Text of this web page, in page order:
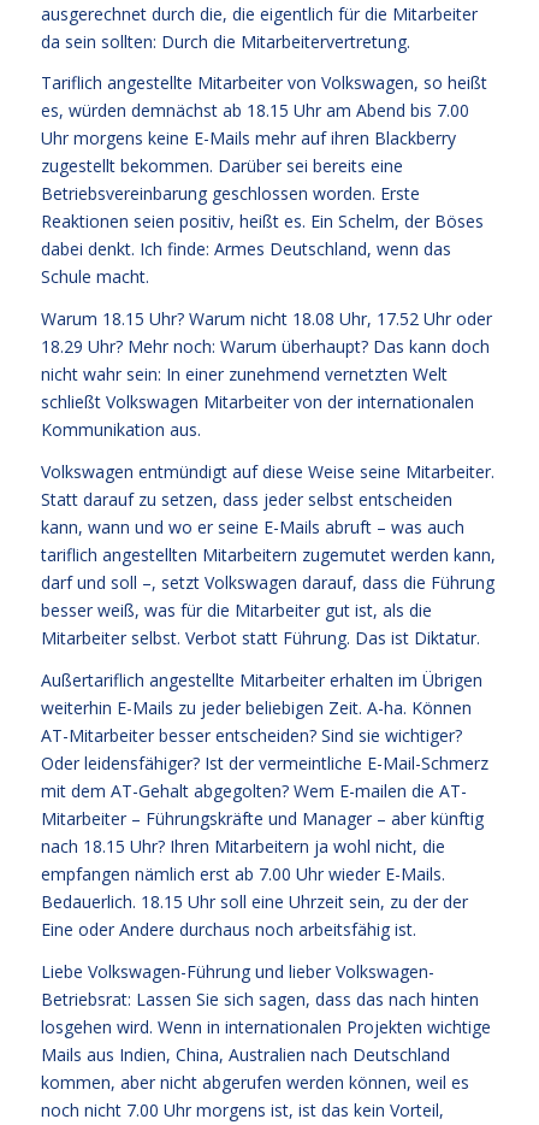
ausgerechnet durch die, die eigentlich für die Mitarbeiter
da sein sollten: Durch die Mitarbeitervertretung.
Tariflich angestellte Mitarbeiter von Volkswagen, so heißt
es, würden demnächst ab 18.15 Uhr am Abend bis 7.00
Uhr morgens keine E-Mails mehr auf ihren Blackberry
zugestellt bekommen. Darüber sei bereits eine
Betriebsvereinbarung geschlossen worden. Erste
Reaktionen seien positiv, heißt es. Ein Schelm, der Böses
dabei denkt. Ich finde: Armes Deutschland, wenn das
Schule macht.
Warum 18.15 Uhr? Warum nicht 18.08 Uhr, 17.52 Uhr oder
18.29 Uhr? Mehr noch: Warum überhaupt? Das kann doch
nicht wahr sein: In einer zunehmend vernetzten Welt
schließt Volkswagen Mitarbeiter von der internationalen
Kommunikation aus.
Volkswagen entmündigt auf diese Weise seine Mitarbeiter.
Statt darauf zu setzen, dass jeder selbst entscheiden
kann, wann und wo er seine E-Mails abruft – was auch
tariflich angestellten Mitarbeitern zugemutet werden kann,
darf und soll –, setzt Volkswagen darauf, dass die Führung
besser weiß, was für die Mitarbeiter gut ist, als die
Mitarbeiter selbst. Verbot statt Führung. Das ist Diktatur.
Außertariflich angestellte Mitarbeiter erhalten im Übrigen
weiterhin E-Mails zu jeder beliebigen Zeit. A-ha. Können
AT-Mitarbeiter besser entscheiden? Sind sie wichtiger?
Oder leidensfähiger? Ist der vermeintliche E-Mail-Schmerz
mit dem AT-Gehalt abgegolten? Wem E-mailen die AT-
Mitarbeiter – Führungskräfte und Manager – aber künftig
nach 18.15 Uhr? Ihren Mitarbeitern ja wohl nicht, die
empfangen nämlich erst ab 7.00 Uhr wieder E-Mails.
Bedauerlich. 18.15 Uhr soll eine Uhrzeit sein, zu der der
Eine oder Andere durchaus noch arbeitsfähig ist.
Liebe Volkswagen-Führung und lieber Volkswagen-
Betriebsrat: Lassen Sie sich sagen, dass das nach hinten
losgehen wird. Wenn in internationalen Projekten wichtige
Mails aus Indien, China, Australien nach Deutschland
kommen, aber nicht abgerufen werden können, weil es
noch nicht 7.00 Uhr morgens ist, ist das kein Vorteil,